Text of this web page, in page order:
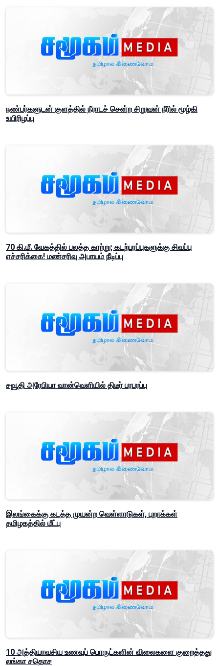
நண்பர்களுடன் குளத்தில் நீராடச் சென்ற சிறுவன் நீரில் மூழ்கி
உயிரிழப்பு
70 கி.மீ. வேகத்தில் பலத்த காற்று; கடற்பரப்புகளுக்கு சிவப்பு
எச்சரிக்கை! மண்சரிவு அபாயம் நீடிப்பு
சவூதி அரேபியா வான்வெளியில் திடீர் பரபரப்பு
இலங்கைக்கு கடத்த முயன்ற வெள்ளாடுகள், புறாக்கள்
தமிழகத்தில் மீட்பு
10 அத்தியாவசிய உணவுப் பொருட்களின் விலைகளை குறைத்தது
லங்கா சதொச